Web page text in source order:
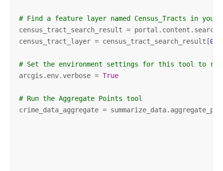
# Find a feature layer named Census_Tracts in
census_tract_search_result = portal.content.search(
census_tract_layer = census_tract_search_result[0
# Set the environment settings for this tool to run
arcgis.env.verbose = True
# Run the Aggregate Points tool
crime_data_aggregate =